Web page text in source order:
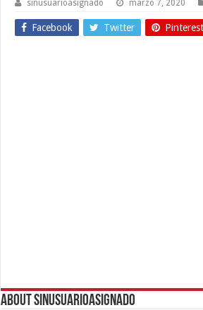
sinusuarioasignado marzo 7, 2020
Facebook Twitter Pinterest
About sinusuarioasignado